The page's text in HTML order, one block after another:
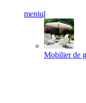
meniul
Mobilier de